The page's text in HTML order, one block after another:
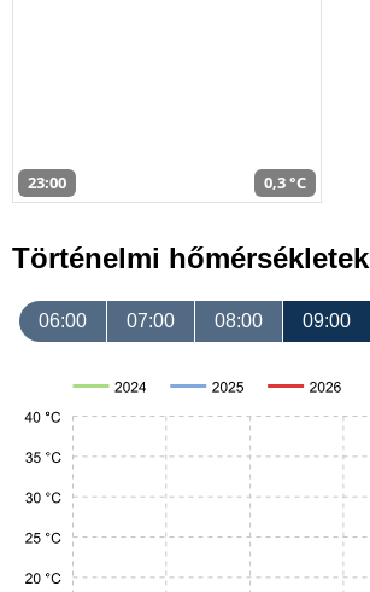
23:00 0,3 °C
Történelmi hőmérsékletek
06:00 07:00 08:00 09:00